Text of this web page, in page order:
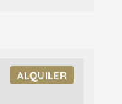
ALQUILER